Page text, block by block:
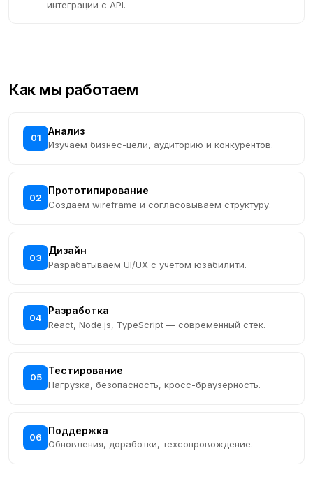
интеграции с API.
Как мы работаем
01
Анализ
Изучаем бизнес-цели, аудиторию и конкурентов.
02
Прототипирование
Создаём wireframe и согласовываем структуру.
03
Дизайн
Разрабатываем UI/UX с учётом юзабилити.
04
Разработка
React, Node.js, TypeScript — современный стек.
05
Тестирование
Нагрузка, безопасность, кросс-браузерность.
06
Поддержка
Обновления, доработки, техсопровождение.